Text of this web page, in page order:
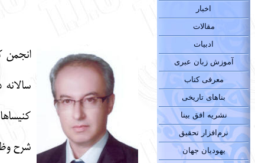
اخبار
مقالات
ادبیات
آموزش زبان عبری
معرفی کتاب
بناهای تاریخی
نشریه افق بینا
نرم‌افزار تحقیق
یهودیان جهان
انجمن
شرح